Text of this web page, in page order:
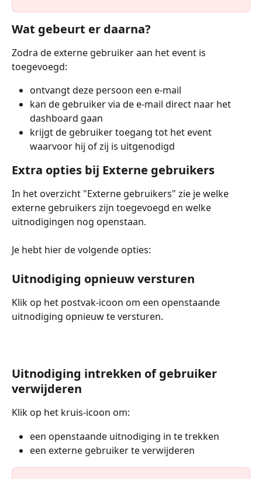
Wat gebeurt er daarna?
Zodra de externe gebruiker aan het event is
toegevoegd:
ontvangt deze persoon een e-mail
kan de gebruiker via de e-mail direct naar het
dashboard gaan
krijgt de gebruiker toegang tot het event
waarvoor hij of zij is uitgenodigd
Extra opties bij Externe gebruikers
In het overzicht "Externe gebruikers" zie je welke
externe gebruikers zijn toegevoegd en welke
uitnodigingen nog openstaan.
Je hebt hier de volgende opties:
Uitnodiging opnieuw versturen
Klik op het postvak-icoon om een openstaande
uitnodiging opnieuw te versturen.
Uitnodiging intrekken of gebruiker
verwijderen
Klik op het kruis-icoon om:
een openstaande uitnodiging in te trekken
een externe gebruiker te verwijderen